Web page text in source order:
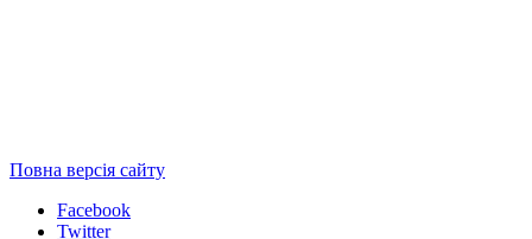
Повна версія сайту
Facebook
Twitter